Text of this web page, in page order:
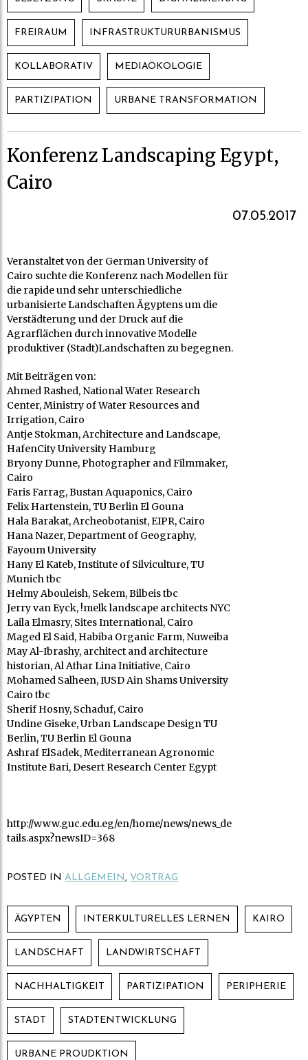
FREIRAUM INFRASTRUKTURURBANISMUS
KOLLABORATIV MEDIAÖKOLOGIE
PARTIZIPATION URBANE TRANSFORMATION
Konferenz Landscaping Egypt,
Cairo
07.05.2017
Veranstaltet von der German University of
Cairo suchte die Konferenz nach Modellen für
die rapide und sehr unterschiedliche
urbanisierte Landschaften Ägyptens um die
Verstädterung und der Druck auf die
Agrarflächen durch innovative Modelle
produktiver (Stadt)Landschaften zu begegnen.
Mit Beiträgen von:
Ahmed Rashed, National Water Research
Center, Ministry of Water Resources and
Irrigation, Cairo
Antje Stokman, Architecture and Landscape,
HafenCity University Hamburg
Bryony Dunne, Photographer and Filmmaker,
Cairo
Faris Farrag, Bustan Aquaponics, Cairo
Felix Hartenstein, TU Berlin El Gouna
Hala Barakat, Archeobotanist, EIPR, Cairo
Hana Nazer, Department of Geography,
Fayoum University
Hany El Kateb, Institute of Silviculture, TU
Munich tbc
Helmy Abouleish, Sekem, Bilbeis tbc
Jerry van Eyck, !melk landscape architects NYC
Laila Elmasry, Sites International, Cairo
Maged El Said, Habiba Organic Farm, Nuweiba
May Al-Ibrashy, architect and architecture
historian, Al Athar Lina Initiative, Cairo
Mohamed Salheen, IUSD Ain Shams University
Cairo tbc
Sherif Hosny, Schaduf, Cairo
Undine Giseke, Urban Landscape Design TU
Berlin, TU Berlin El Gouna
Ashraf ElSadek, Mediterranean Agronomic
Institute Bari, Desert Research Center Egypt
http://www.guc.edu.eg/en/home/news/news_de
tails.aspx?newsID=368
POSTED IN ALLGEMEIN, VORTRAG
ÄGYPTEN INTERKULTURELLES LERNEN KAIRO
LANDSCHAFT LANDWIRTSCHAFT
NACHHALTIGKEIT PARTIZIPATION PERIPHERIE
STADT STADTENTWICKLUNG
URBANE PROUDKTION